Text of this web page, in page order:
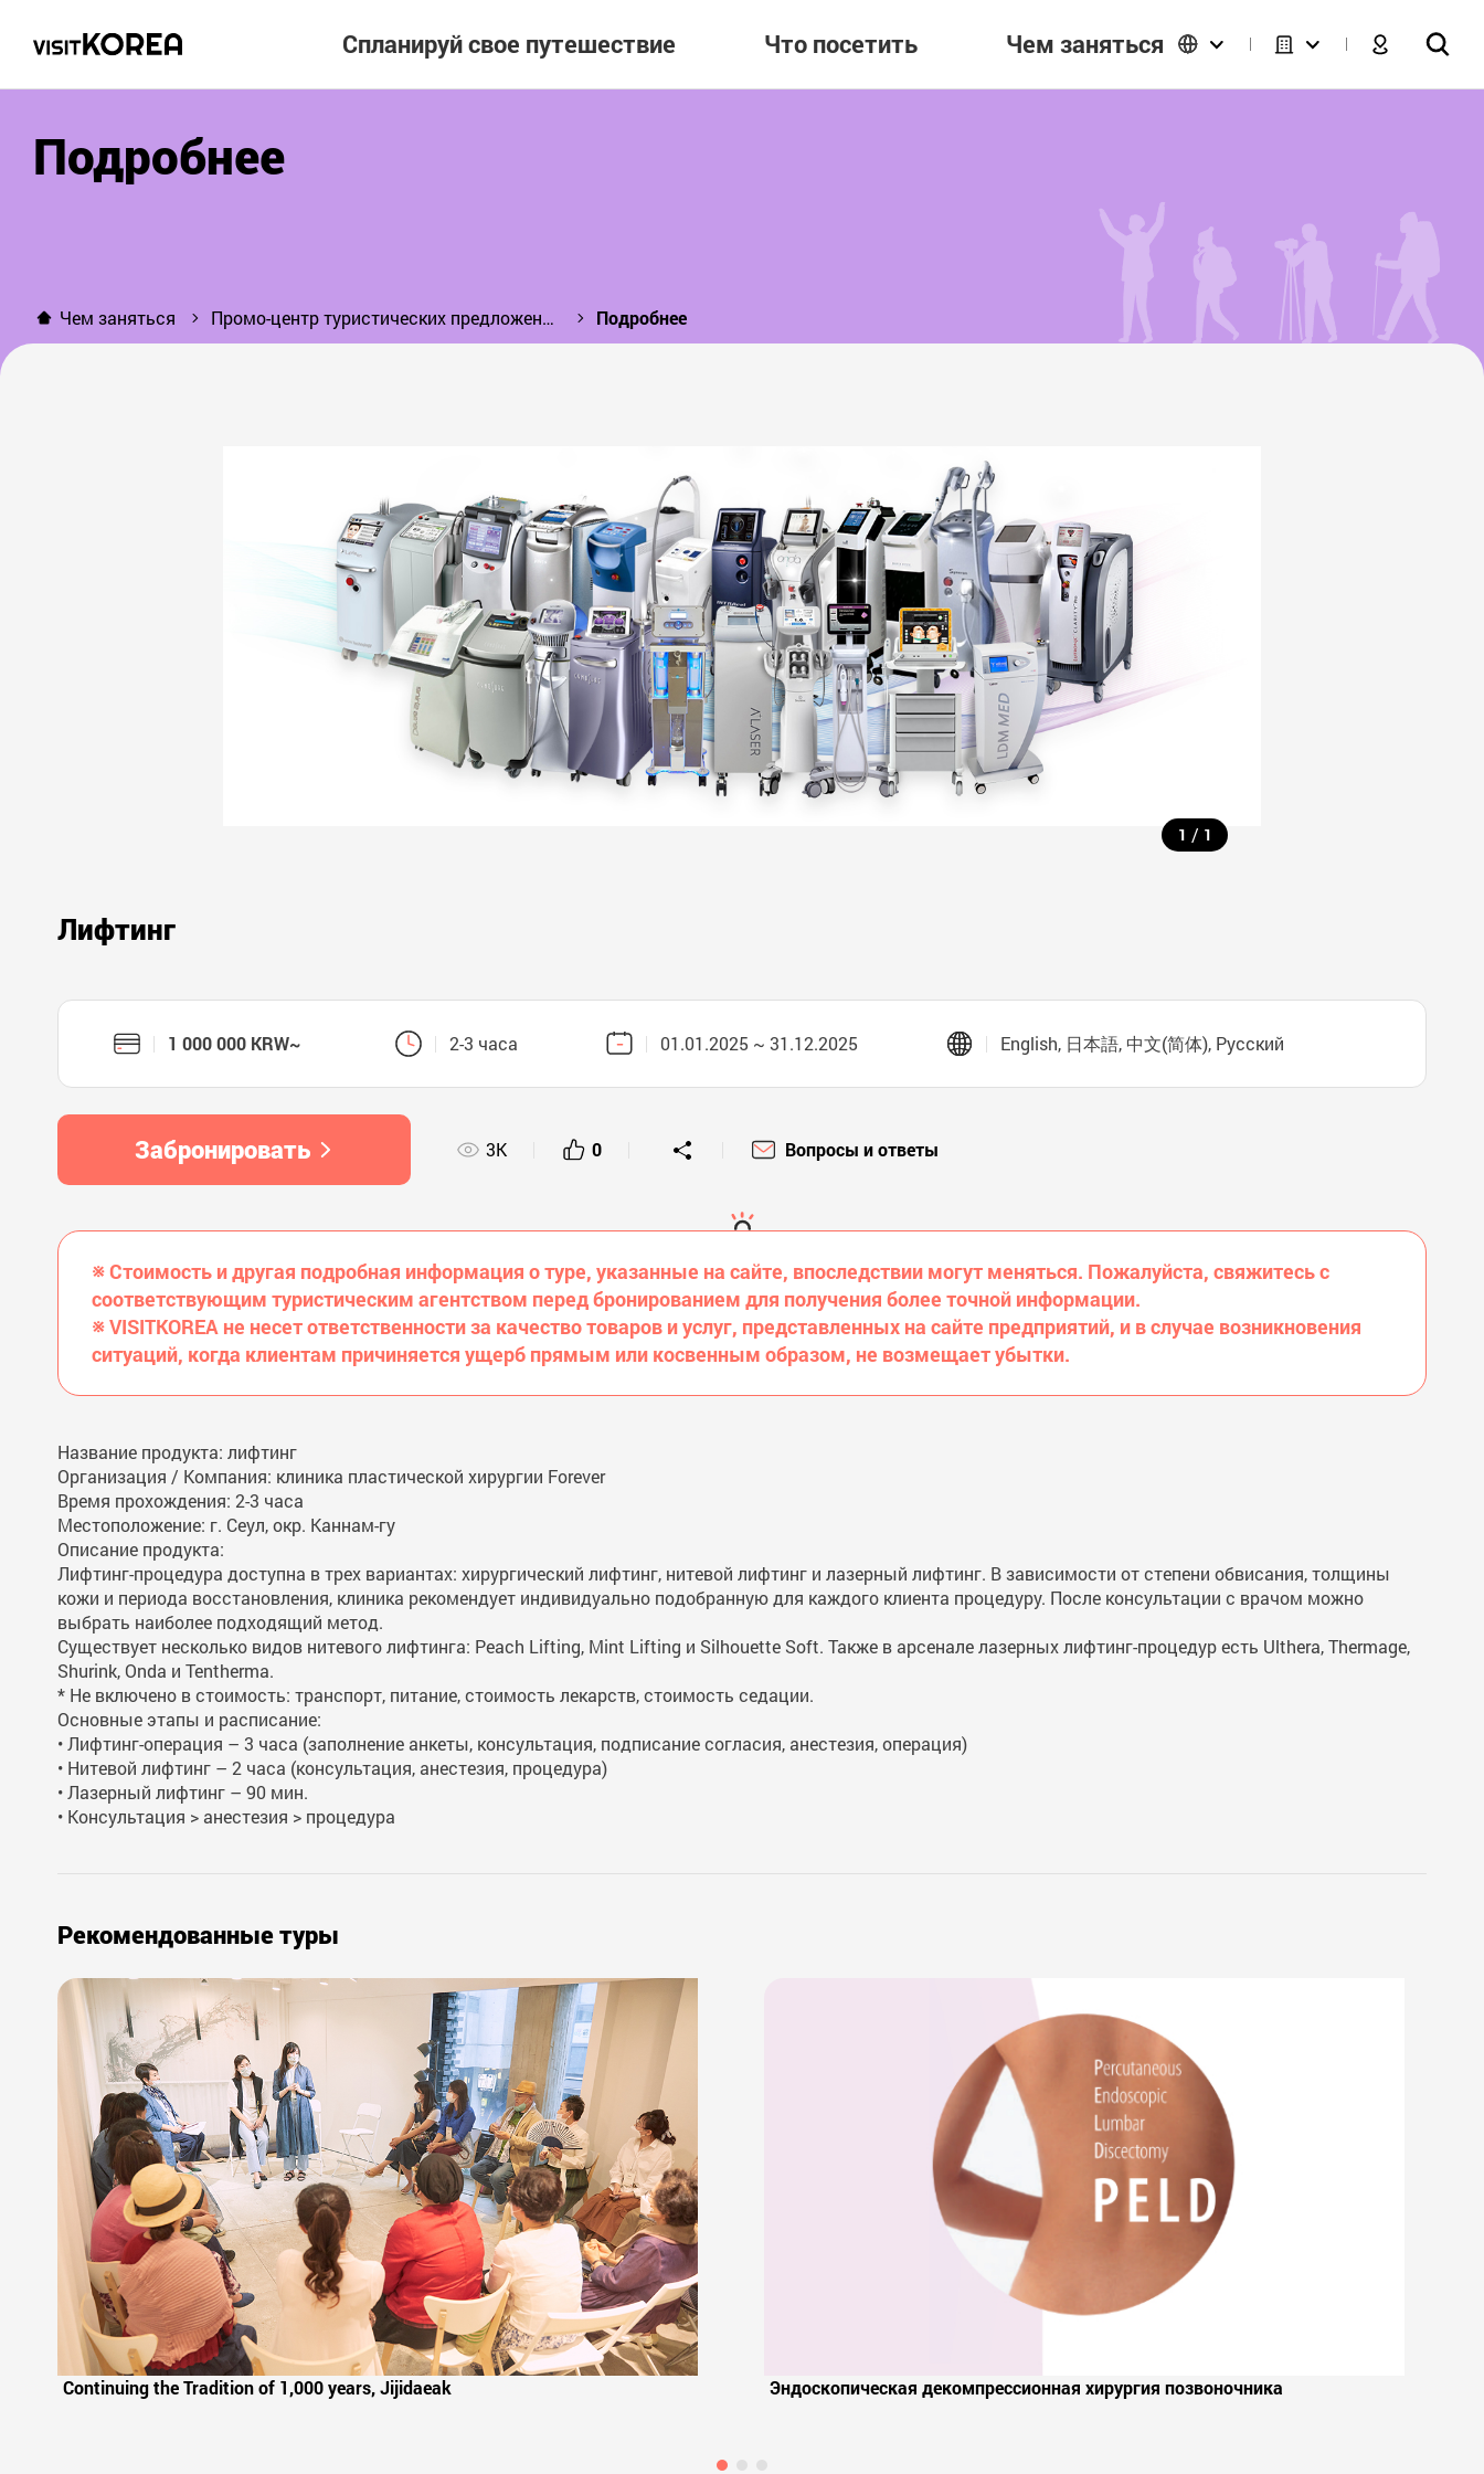
Спланируй свое путешествие Что посетить Чем заняться
Подробнее
Чем заняться Промо-центр туристических предложений Подробнее
1 / 1
Лифтинг
1 000 000 KRW~ 2-3 часа 01.01.2025 ~ 31.12.2025 English, 日本語, 中文(简体), Русский
Забронировать 3K 0 Вопросы и ответы
※ Стоимость и другая подробная информация о туре, указанные на сайте, впоследствии могут меняться. Пожалуйста, свяжитесь с
соответствующим туристическим агентством перед бронированием для получения более точной информации.
※ VISITKOREA не несет ответственности за качество товаров и услуг, представленных на сайте предприятий, и в случае возникновения
ситуаций, когда клиентам причиняется ущерб прямым или косвенным образом, не возмещает убытки.
Название продукта: лифтинг
Организация / Компания: клиника пластической хирургии Forever
Время прохождения: 2-3 часа
Местоположение: г. Сеул, окр. Каннам-гу
Описание продукта:
Лифтинг-процедура доступна в трех вариантах: хирургический лифтинг, нитевой лифтинг и лазерный лифтинг. В зависимости от степени обвисания, толщины
кожи и периода восстановления, клиника рекомендует индивидуально подобранную для каждого клиента процедуру. После консультации с врачом можно
выбрать наиболее подходящий метод.
Существует несколько видов нитевого лифтинга: Peach Lifting, Mint Lifting и Silhouette Soft. Также в арсенале лазерных лифтинг-процедур есть Ulthera, Thermage,
Shurink, Onda и Tentherma.
* Не включено в стоимость: транспорт, питание, стоимость лекарств, стоимость седации.
Основные этапы и расписание:
• Лифтинг-операция – 3 часа (заполнение анкеты, консультация, подписание согласия, анестезия, операция)
• Нитевой лифтинг – 2 часа (консультация, анестезия, процедура)
• Лазерный лифтинг – 90 мин.
• Консультация > анестезия > процедура
Рекомендованные туры
Continuing the Tradition of 1,000 years, Jijidaeak Эндоскопическая декомпрессионная хирургия позвоночника